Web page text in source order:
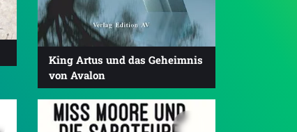
King Artus und das Geheimnis
von Avalon